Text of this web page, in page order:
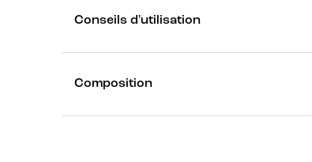
Conseils d'utilisation
Composition